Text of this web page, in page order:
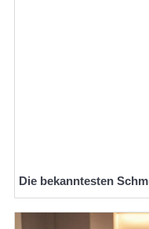
Die bekanntesten